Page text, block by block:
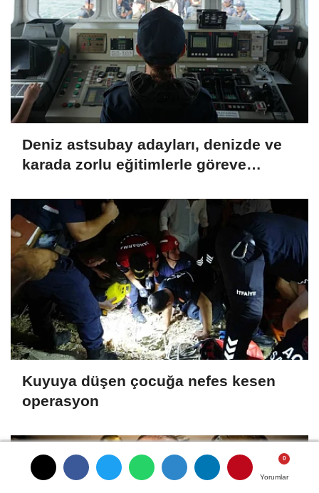
Yorumlar
Yorumlar
Yorumlar
Deniz astsubay adayları, denizde ve
karada zorlu eğitimlerle göreve
Kuyuya düşen çocuğa nefes kesen
operasyon
Yorumlar